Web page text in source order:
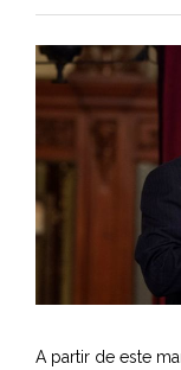
A partir de este